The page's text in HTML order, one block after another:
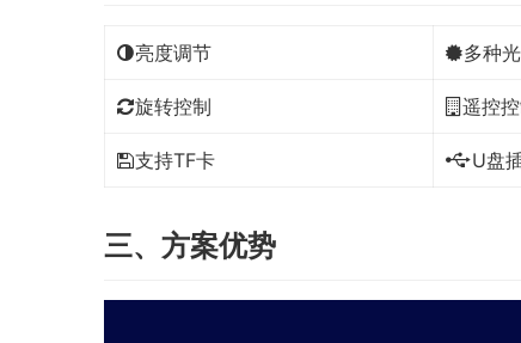
亮度调节 多种
旋转控制 遥控
支持TF卡 U盘
三、方案优势